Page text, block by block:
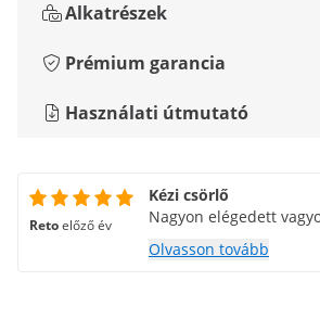
Alkatrészek
Prémium garancia
Használati útmutató
Retoelőző év
Kézi csörlő
Nagyon elégedett
Olvasson tovább